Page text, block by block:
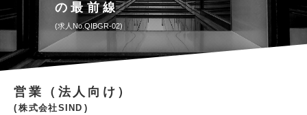
の最前線
求人No.QIBGR-02
営業（法人向け）
株式会社SIND